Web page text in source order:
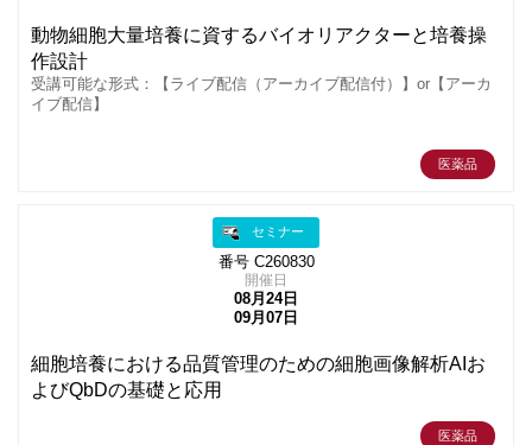
動物細胞大量培養に資するバイオリアクターと培養操
作設計
受講可能な形式：【ライブ配信（アーカイブ配信付）】or【アーカ
イブ配信】
医薬品
セミナー
番号 C260830
開催日
08月24日
09月07日
細胞培養における品質管理のための細胞画像解析AIお
よびQbDの基礎と応用
医薬品